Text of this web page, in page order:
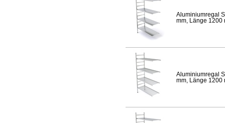
Aluminiumregal
mm, Länge 1200
Aluminiumregal
mm, Länge 1200